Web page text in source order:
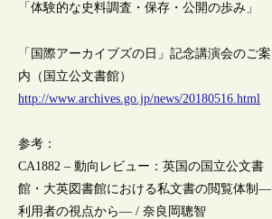
「体験的な史料調査・保存・公開の歩み」
「国際アーカイブズの日」記念講演会のご案
内（国立公文書館）
http://www.archives.go.jp/news/20180516.html
参考：
CA1882 – 動向レビュー：英国の国立公文書
館・大英図書館における私文書の閲覧体制―
利用者の視点から― / 奈良岡聰智